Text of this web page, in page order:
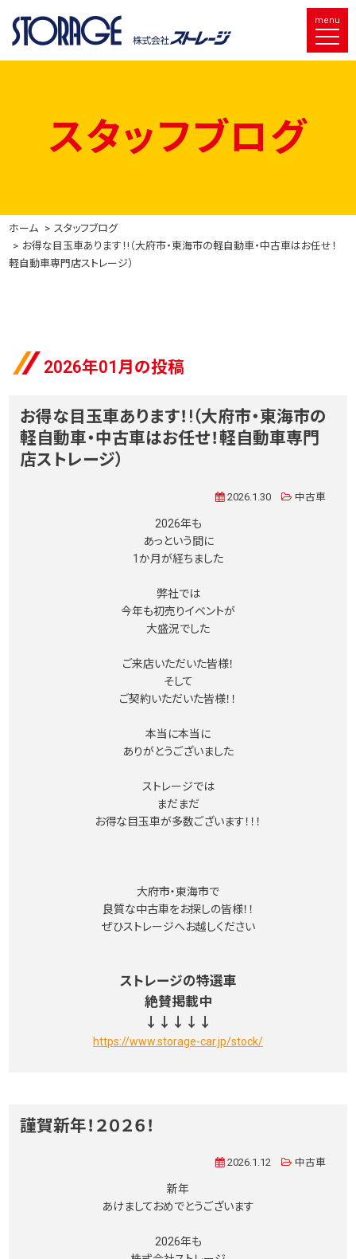
menu
スタッフブログ
ホーム
スタッフブログ
お得な目玉車あります！!（大府市・東海市の軽自動車・中古車はお任せ！
軽自動車専門店ストレージ）
2026年01月の投稿
お得な目玉車あります！!（大府市・東海市の
軽自動車・中古車はお任せ！軽自動車専門
店ストレージ）
2026.1.30 中古車
2026年も
あっという間に
1か月が経ちました
弊社では
今年も初売りイベントが
大盛況でした
ご来店いただいた皆様！
そして
ご契約いただいた皆様！！
本当に本当に
ありがとうございました
ストレージでは
まだまだ
お得な目玉車が多数ございます！！！
大府市・東海市で
良質な中古車をお探しの皆様！！
ぜひストレージへお越しください
ストレージの特選車
絶賛掲載中
↓↓↓↓↓
https://www.storage-car.jp/stock/
謹賀新年！２０２６！
2026.1.12 中古車
新年
あけましておめでとうございます
2026年も